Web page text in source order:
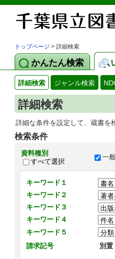
トップページ > 詳細検索
かんたん検索
詳細検索 ジャンル検索
詳細検索
詳細な条件を設定して、蔵書を
検索条件
資料種別
すべて選択
一
キーワード１
キーワード２
キーワード３
キーワード４
キーワード５
請求記号
別置